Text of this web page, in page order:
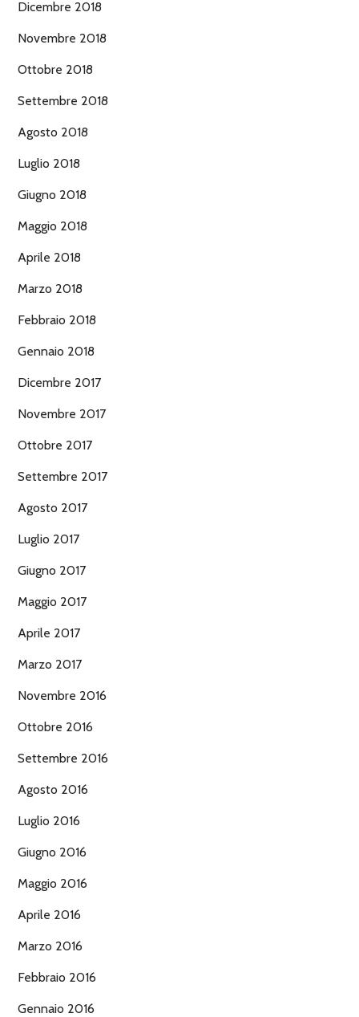
Dicembre 2018
Novembre 2018
Ottobre 2018
Settembre 2018
Agosto 2018
Luglio 2018
Giugno 2018
Maggio 2018
Aprile 2018
Marzo 2018
Febbraio 2018
Gennaio 2018
Dicembre 2017
Novembre 2017
Ottobre 2017
Settembre 2017
Agosto 2017
Luglio 2017
Giugno 2017
Maggio 2017
Aprile 2017
Marzo 2017
Novembre 2016
Ottobre 2016
Settembre 2016
Agosto 2016
Luglio 2016
Giugno 2016
Maggio 2016
Aprile 2016
Marzo 2016
Febbraio 2016
Gennaio 2016